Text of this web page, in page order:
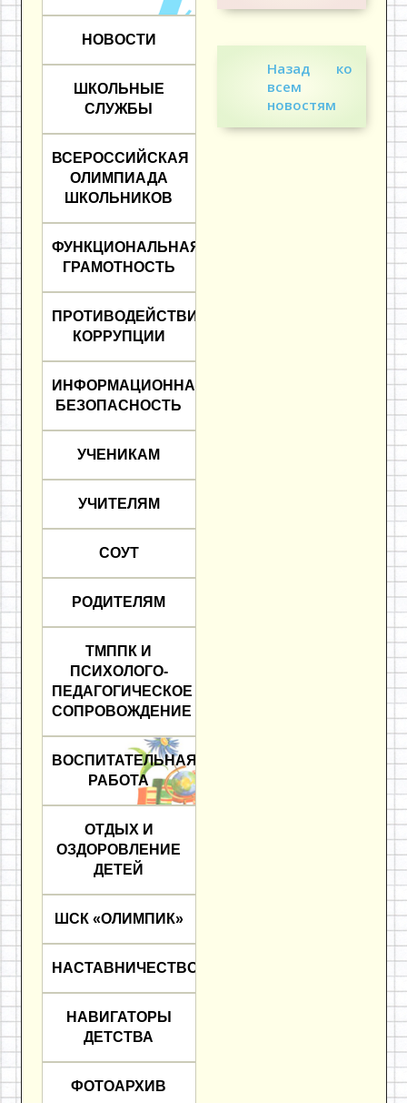
НОВОСТИ
ШКОЛЬНЫЕ
СЛУЖБЫ
ВСЕРОССИЙСКАЯ
ОЛИМПИАДА
ШКОЛЬНИКОВ
ФУНКЦИОНАЛЬНАЯ
ГРАМОТНОСТЬ
ПРОТИВОДЕЙСТВИЕ
КОРРУПЦИИ
ИНФОРМАЦИОННАЯ
БЕЗОПАСНОСТЬ
УЧЕНИКАМ
УЧИТЕЛЯМ
СОУТ
РОДИТЕЛЯМ
ТМППК И
ПСИХОЛОГО-
ПЕДАГОГИЧЕСКОЕ
СОПРОВОЖДЕНИЕ
ВОСПИТАТЕЛЬНАЯ
РАБОТА
ОТДЫХ И
ОЗДОРОВЛЕНИЕ
ДЕТЕЙ
ШСК «ОЛИМПИК»
НАСТАВНИЧЕСТВО
НАВИГАТОРЫ
ДЕТСТВА
ФОТОАРХИВ
Назад ко
всем
новостям